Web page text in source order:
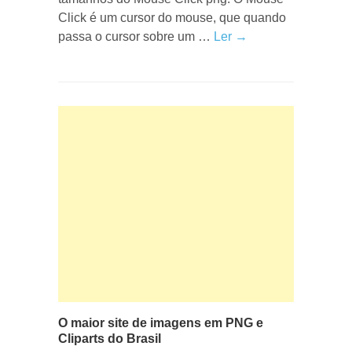
Click é um cursor do mouse, que quando
passa o cursor sobre um … Ler →
O maior site de imagens em PNG e
Cliparts do Brasil